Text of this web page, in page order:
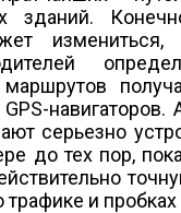
зданий.
серьезно
до тех пор,
и пробках